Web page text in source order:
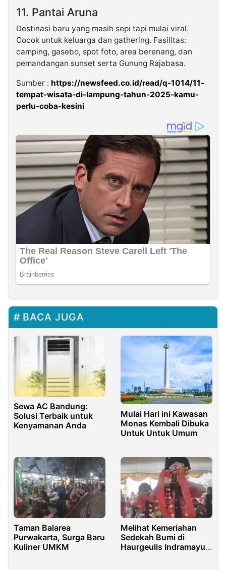
11. Pantai Aruna
Destinasi baru yang masih sepi tapi mulai viral.
Cocok untuk keluarga dan gathering. Fasilitas:
camping, gasebo, spot foto, area berenang, dan
pemandangan sunset serta Gunung Rajabasa.
Sumber : https://newsfeed.co.id/read/q-1014/11-
tempat-wisata-di-lampung-tahun-2025-kamu-
perlu-coba-kesini
BACA JUGA
Sewa AC Bandung:
Solusi Terbaik untuk
Kenyamanan Anda
Mulai Hari ini Kawasan
Monas Kembali Dibuka
Untuk Untuk Umum
Taman Balarea
Purwakarta, Surga Baru
Kuliner UMKM
Melihat Kemeriahan
Sedekah Bumi di
Haurgeulis Indramayu,